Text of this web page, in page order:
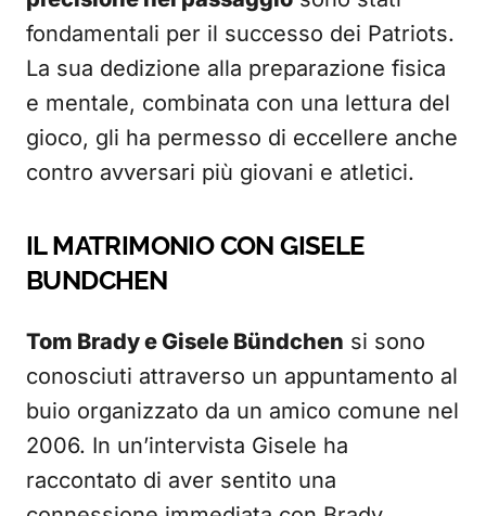
fondamentali per il successo dei Patriots.
La sua dedizione alla preparazione fisica
e mentale, combinata con una lettura del
gioco, gli ha permesso di eccellere anche
contro avversari più giovani e atletici.
IL MATRIMONIO CON GISELE
BUNDCHEN
Tom Brady e Gisele Bündchen si sono
conosciuti attraverso un appuntamento al
buio organizzato da un amico comune nel
2006. In un’intervista Gisele ha
raccontato di aver sentito una